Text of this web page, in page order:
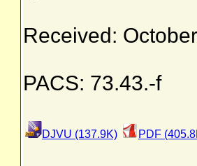
Received:
PACS: 73.43.-f
DJVU (137.9K) PDF